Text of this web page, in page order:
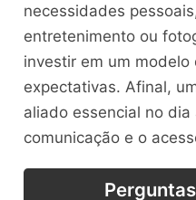
necessidades
entretenimento ou
investir em um modelo
expectativas. Afinal,
aliado essencial no
comunicação e o